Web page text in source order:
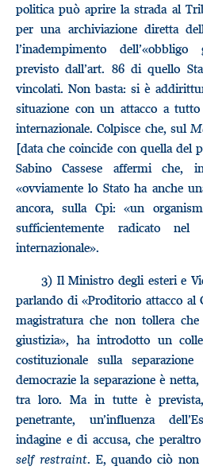
politica può aprire la strada al
per una archiviazione diretta
l’inadempimento
previsto dall’art. 86 di quello
vincolati. Non basta: si è
situazione con un attacco a
internazionale. Colpisce che, sul
[data che coincide con quella del
Sabino Cassese affermi che,
«ovviamente lo Stato ha anche
ancora, sulla Cpi: «un
sufficientemente radicato
internazionale».
3) Il Ministro degli esteri e
parlando di «Proditorio attacco al
magistratura che non tollera
giustizia», ha introdotto un
costituzionale sulla
democrazie la separazione è
tra loro. Ma in tutte è
penetrante, un’influenza
indagine e di accusa, che
self restraint. E, quando ciò non